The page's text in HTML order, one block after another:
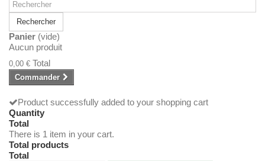
Rechercher
Panier (vide)
Aucun produit
0,00 € Total
Commander
Product successfully added to your shopping cart
Quantity
Total
There is 1 item in your cart.
Total products
Total